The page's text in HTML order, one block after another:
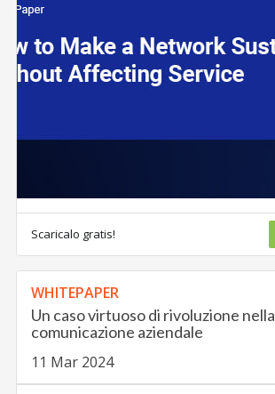
Scaricalo gratis!
WHITEPAPER
Un caso virtuoso di rivoluzione nella
comunicazione aziendale
11 Mar 2024